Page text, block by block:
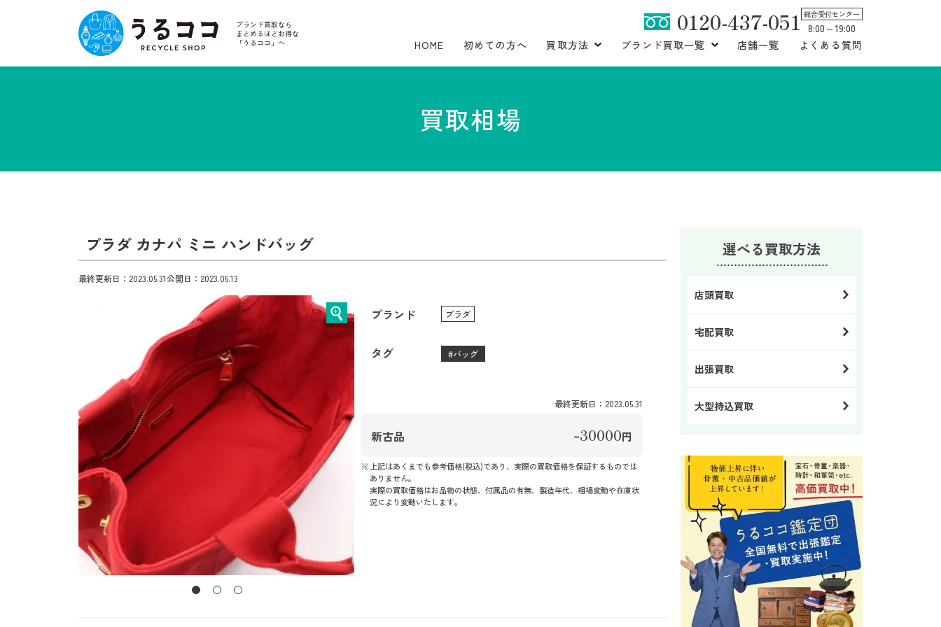
ブランド買取なら
まとめるほどお得な
「うるココ」へ
0120-437-051 総合受付センター
8:00～19:00
HOME
初めての方へ 買取方法 ブランド買取一覧 店舗一覧 よくある質問
買取相場
プラダ カナパ ミニ ハンドバッグ
最終更新日：2023.05.31公開日：2023.05.13
ブランド プラダ
タグ バッグ
最終更新日：2023.05.31
新古品 ~30000円
上記はあくまでも参考価格(税込)であり、実際の買取価格を保証するものでは
ありません。
実際の買取価格はお品物の状態、付属品の有無、製造年代、相場変動や在庫状
況により変動いたします。
選べる買取方法
店頭買取
宅配買取
出張買取
大型持込買取